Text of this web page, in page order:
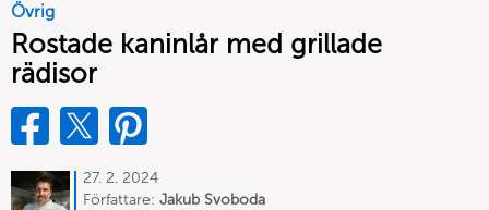
Övrig
Rostade kaninlår med grillade
rädisor
27. 2. 2024
Författare: Jakub Svoboda